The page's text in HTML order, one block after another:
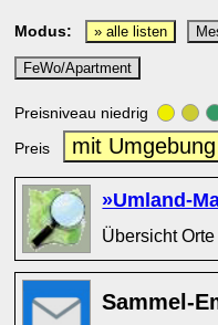
Modus: » alle listen
FeWo/Apartment
Preisniveau niedrig
Preis
mit
»Umland-
Übersicht
Sammel-